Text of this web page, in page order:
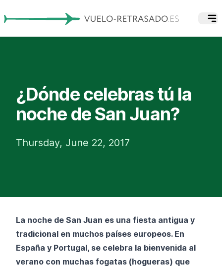
¿Dónde celebras tú la
noche de San Juan?
Thursday, June 22, 2017
La noche de San Juan es una fiesta antigua y
tradicional en muchos países europeos. En
España y Portugal, se celebra la bienvenida al
verano con muchas fogatas (hogueras) que